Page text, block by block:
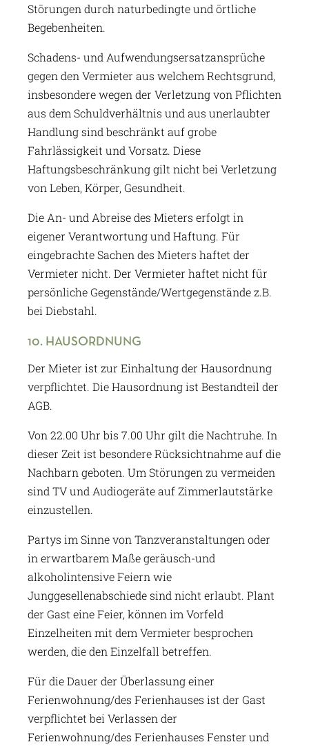
Störungen durch naturbedingte und örtliche
Begebenheiten.
Schadens- und Aufwendungsersatzansprüche
gegen den Vermieter aus welchem Rechtsgrund,
insbesondere wegen der Verletzung von Pflichten
aus dem Schuldverhältnis und aus unerlaubter
Handlung sind beschränkt auf grobe
Fahrlässigkeit und Vorsatz. Diese
Haftungsbeschränkung gilt nicht bei Verletzung
von Leben, Körper, Gesundheit.
Die An- und Abreise des Mieters erfolgt in
eigener Verantwortung und Haftung. Für
eingebrachte Sachen des Mieters haftet der
Vermieter nicht. Der Vermieter haftet nicht für
persönliche Gegenstände/Wertgegenstände z.B.
bei Diebstahl.
10. HAUSORDNUNG
Der Mieter ist zur Einhaltung der Hausordnung
verpflichtet. Die Hausordnung ist Bestandteil der
AGB.
Von 22.00 Uhr bis 7.00 Uhr gilt die Nachtruhe. In
dieser Zeit ist besondere Rücksichtnahme auf die
Nachbarn geboten. Um Störungen zu vermeiden
sind TV und Audiogeräte auf Zimmerlautstärke
einzustellen.
Partys im Sinne von Tanzveranstaltungen oder
in erwartbarem Maße geräusch-und
alkoholintensive Feiern wie
Junggesellenabschiede sind nicht erlaubt. Plant
der Gast eine Feier, können im Vorfeld
Einzelheiten mit dem Vermieter besprochen
werden, die den Einzelfall betreffen.
Für die Dauer der Überlassung einer
Ferienwohnung/des Ferienhauses ist der Gast
verpflichtet bei Verlassen der
Ferienwohnung/des Ferienhauses Fenster und